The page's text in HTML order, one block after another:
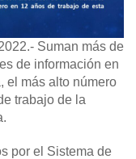
Suman más de
de información en
el más alto número
trabajo de la
por el Sistema de